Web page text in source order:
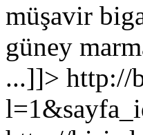
müşavir
güney
...]]> http://